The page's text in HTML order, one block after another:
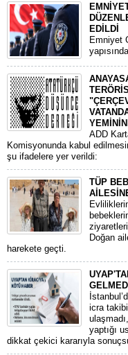
EDİLDİ
​Emniyet
ADD
Komisyonunda kabul
şu ifadelere yer verildi:
TÜP
Doğan
harekete geçti.
icra
yaptığı
dikkat çekici kararıyla